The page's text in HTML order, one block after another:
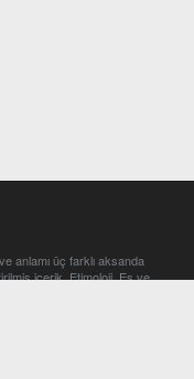
anlamı üç farklı aksanda
içerik. Etimoloji, Eş ve